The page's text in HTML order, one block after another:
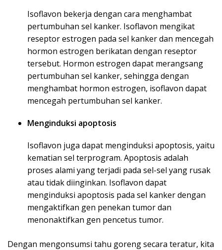
Isoflavon bekerja dengan cara menghambat
pertumbuhan sel kanker. Isoflavon mengikat
reseptor estrogen pada sel kanker dan mencegah
hormon estrogen berikatan dengan reseptor
tersebut. Hormon estrogen dapat merangsang
pertumbuhan sel kanker, sehingga dengan
menghambat hormon estrogen, isoflavon dapat
mencegah pertumbuhan sel kanker.
Menginduksi apoptosis
Isoflavon juga dapat menginduksi apoptosis, yaitu
kematian sel terprogram. Apoptosis adalah
proses alami yang terjadi pada sel-sel yang rusak
atau tidak diinginkan. Isoflavon dapat
menginduksi apoptosis pada sel kanker dengan
mengaktifkan gen penekan tumor dan
menonaktifkan gen pencetus tumor.
Dengan mengonsumsi tahu goreng secara teratur, kita